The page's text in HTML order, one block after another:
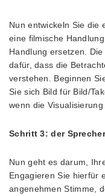
Nun entwickeln Sie die
eine filmische
Handlung ersetzen.
dafür, dass die
verstehen. Beginnen
Sie sich Bild für Bild/
wenn die
Schritt 3: der
Nun geht es darum,
Engagieren Sie hierfür
angenehmen Stimme,